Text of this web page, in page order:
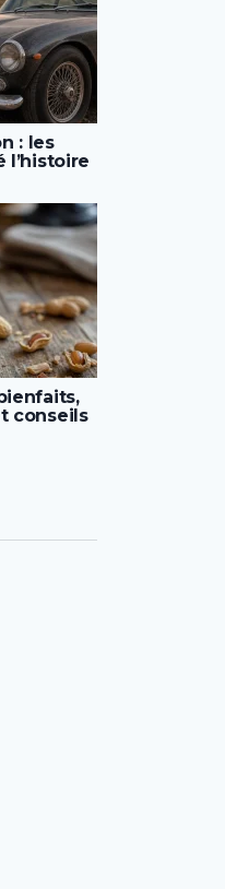
: les
l’histoire
conseils